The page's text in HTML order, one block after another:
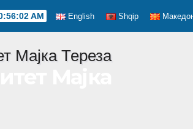
AM English Shqip